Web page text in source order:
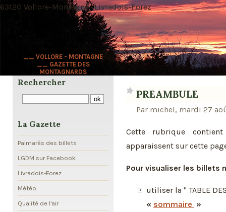
__ VOLLORE - MONTAGNE
__ GAZETTE DES
MONTAGNARDS
63120 Vollore-Montagne · Livradois-Forez
PREAMBULE
Par michel, mardi 27
Cette rubrique
apparaissent sur cette
Pour visualiser les billets
utiliser la " TABLE
« sommaire »
Rechercher
La Gazette
Palmarès des billets
LGDM sur Facebook
Livradois-Forez
Météo
Qualité de l'air